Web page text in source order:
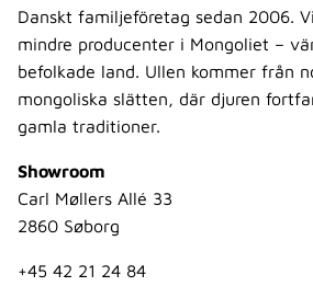
Danskt familjeföretag sedan 2006.
mindre producenter i Mongoliet –
befolkade land. Ullen kommer från
mongoliska slätten, där djuren
gamla traditioner.
Showroom
Carl Møllers Allé 33
2860 Søborg
+45 42 21 24 84